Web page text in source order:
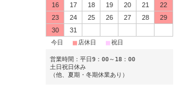
16
17 18 19 20 21
22
23
24 25 26 27 28
29
30
31
今日 ■ 店休日 ■ 祝日
営業時間：平日9：00～18：00
土日祝日休み
（他、夏期・冬期休業あり）